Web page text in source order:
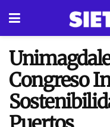
Congreso